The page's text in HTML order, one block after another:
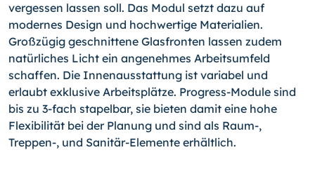
vergessen lassen soll. Das Modul setzt dazu auf
modernes Design und hochwertige Materialien.
Großzügig geschnittene Glasfronten lassen zudem
natürliches Licht ein angenehmes Arbeitsumfeld
schaffen. Die Innenausstattung ist variabel und
erlaubt exklusive Arbeitsplätze. Progress-Module sind
bis zu 3-fach stapelbar, sie bieten damit eine hohe
Flexibilität bei der Planung und sind als Raum-,
Treppen-, und Sanitär-Elemente erhältlich.